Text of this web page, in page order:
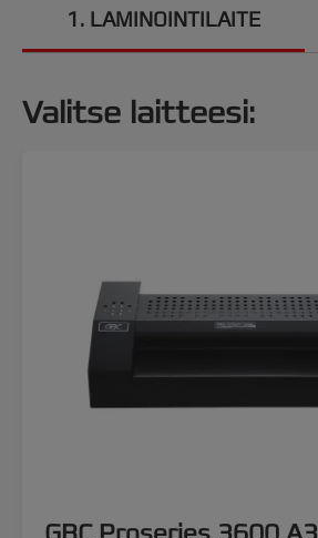
1 LAMINOINTILAITE
Valitse laitteesi: